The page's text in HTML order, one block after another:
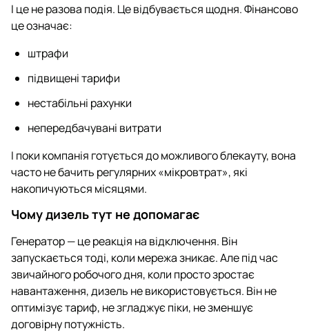
І це не разова подія. Це відбувається щодня. Фінансово
це означає:
штрафи
підвищені тарифи
нестабільні рахунки
непередбачувані витрати
І поки компанія готується до можливого блекауту, вона
часто не бачить регулярних «мікровтрат», які
накопичуються місяцями.
Чому дизель тут не допомагає
Генератор — це реакція на відключення. Він
запускається тоді, коли мережа зникає. Але під час
звичайного робочого дня, коли просто зростає
навантаження, дизель не використовується. Він не
оптимізує тариф, не згладжує піки, не зменшує
договірну потужність.